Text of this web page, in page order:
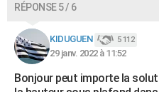
RÉPONSE 5 / 6
KIDUGUEN 5 112
29 janv. 2022 à 11:52
Bonjour peut importe la